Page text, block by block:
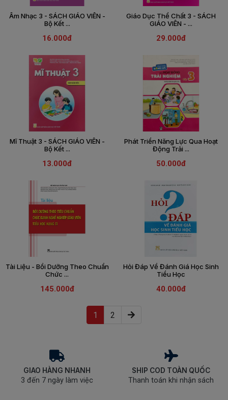
Âm Nhạc 3 - SÁCH GIÁO VIÊN -
Bộ Kết ...
16.000đ
Giáo Dục Thể Chất 3 - SÁCH
GIÁO VIÊN - ...
29.000đ
Mĩ Thuật 3 - SÁCH GIÁO VIÊN -
Bộ Kết ...
13.000đ
Phát Triển Năng Lực Qua Hoạt
Động Trải ...
50.000đ
Tài Liệu - Bồi Dưỡng Theo Chuẩn
Chức ...
145.000đ
Hỏi Đáp Về Đánh Giá Học Sinh
Tiểu Học
40.000đ
1 (current)
2
GIAO HÀNG NHANH
3 đến 7 ngày làm việc
SHIP COD TOÀN QUỐC
Thanh toán khi nhận sách